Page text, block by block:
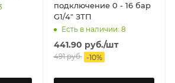
подключение 0 - 16 бар
G1/4" ЗТП
Есть в наличии: 8
441.90 руб./шт
491руб. -10%